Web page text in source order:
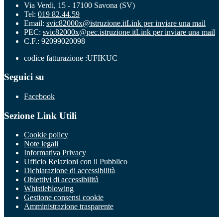
Via Verdi, 15 - 17100 Savona (SV)
Tel: 019 82.44.59
Email: svic82000x@istruzione.itLink per inviare una mail
PEC: svic82000x@pec.istruzione.itLink per inviare una mail
C.F.: 92099020098
codice fatturazione :UFIKUC
Seguici su
Facebook
Sezione Link Utili
Cookie policy
Note legali
Informativa Privacy
Ufficio Relazioni con il Pubblico
Dichiarazione di accessibilità
Obiettivi di accessibilità
Whistleblowing
Gestione consensi cookie
Amministrazione trasparente